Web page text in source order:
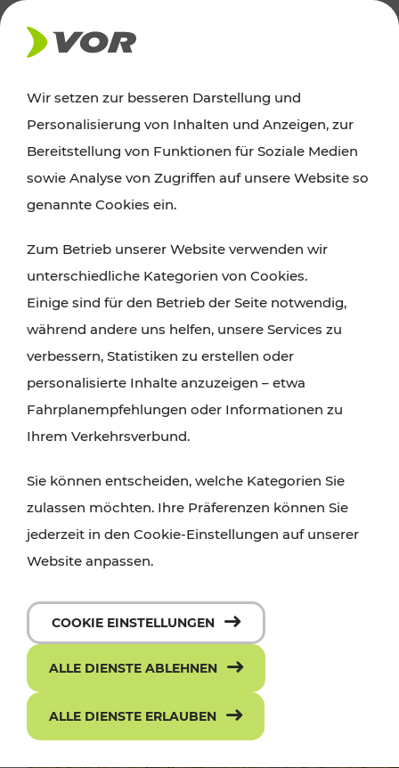
AKTUELLES
Ausflugstipps
Wien, Niederösterreich und das Burgenland
Wanderungen, Kultur und Gastronomie,
Radtouren oder purer Naturgenuss – viele
Attraktionen sind mit den Ticket- und Fahrplan-
Angeboten des VOR gut und schnell erreichbar.
Wir setzen zur besseren Darstellung und
Personalisierung von Inhalten und Anzeigen, zur
Bereitstellung von Funktionen für Soziale Medien
sowie Analyse von Zugriffen auf unsere Website so
genannte Cookies ein.
Zum Betrieb unserer Website verwenden wir
unterschiedliche Kategorien von Cookies.
Einige sind für den Betrieb der Seite notwendig,
während andere uns helfen, unsere Services zu
verbessern, Statistiken zu erstellen oder
personalisierte Inhalte anzuzeigen – etwa
Fahrplanempfehlungen oder Informationen zu
Ihrem Verkehrsverbund.
Sie können entscheiden, welche Kategorien Sie
zulassen möchten. Ihre Präferenzen können Sie
jederzeit in den Cookie-Einstellungen auf unserer
Website anpassen.
COOKIE EINSTELLUNGEN
ALLE DIENSTE ABLEHNEN
ALLE DIENSTE ERLAUBEN